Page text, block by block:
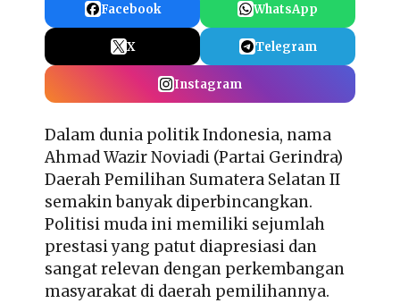
Facebook WhatsApp
X Telegram
Instagram
Dalam dunia politik Indonesia, nama
Ahmad Wazir Noviadi (Partai Gerindra)
Daerah Pemilihan Sumatera Selatan II
semakin banyak diperbincangkan.
Politisi muda ini memiliki sejumlah
prestasi yang patut diapresiasi dan
sangat relevan dengan perkembangan
masyarakat di daerah pemilihannya.